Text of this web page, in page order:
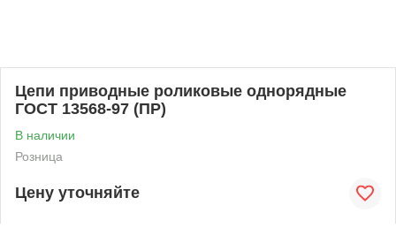
Цепи приводные роликовые однорядные
ГОСТ 13568-97 (ПР)
В наличии
Розница
Цену уточняйте